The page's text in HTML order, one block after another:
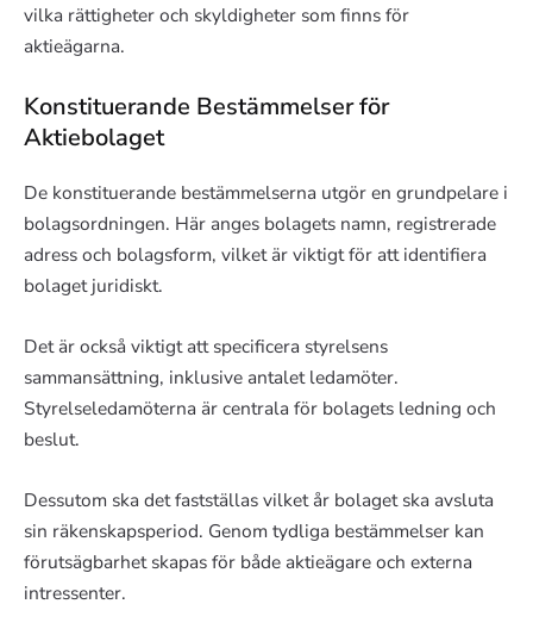
vilka rättigheter och skyldigheter som finns för
aktieägarna.
Konstituerande Bestämmelser för
Aktiebolaget
De konstituerande bestämmelserna utgör en grundpelare i
bolagsordningen. Här anges bolagets namn, registrerade
adress och bolagsform, vilket är viktigt för att identifiera
bolaget juridiskt.
Det är också viktigt att specificera styrelsens
sammansättning, inklusive antalet ledamöter.
Styrelseledamöterna är centrala för bolagets ledning och
beslut.
Dessutom ska det fastställas vilket år bolaget ska avsluta
sin räkenskapsperiod. Genom tydliga bestämmelser kan
förutsägbarhet skapas för både aktieägare och externa
intressenter.